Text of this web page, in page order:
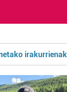
irakurrienak